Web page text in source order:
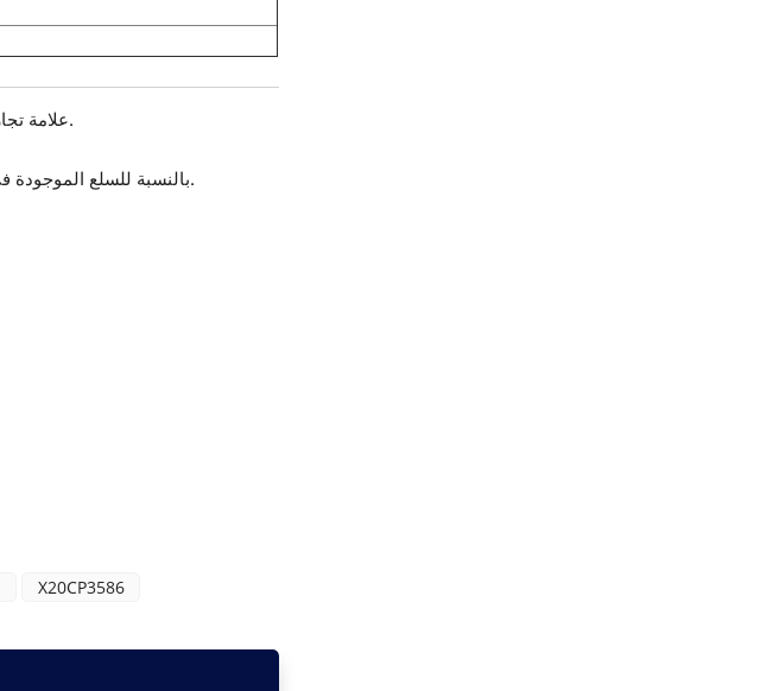
علامة تجارية جديدة ومبتكرة بنسبة 100%، سيتم اختبار جميع السلع قبل الشحن.
بالنسبة للسلع الموجودة في المخزون، سوف نرسل الطلب في غضون 5-7 أيام بعد استلام الدفع.
X20CP3586